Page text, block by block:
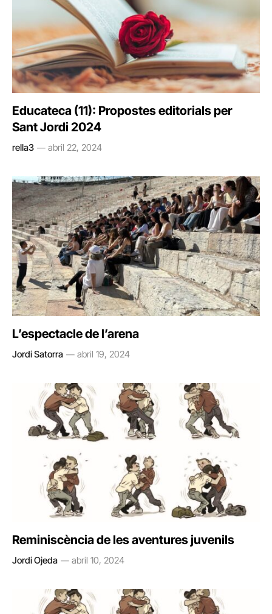
Educateca (11): Propostes editorials per
Sant Jordi 2024
rella3 abril 22, 2024
L’espectacle de l’arena
Jordi Satorra abril 19, 2024
Reminiscència de les aventures juvenils
Jordi Ojeda abril 10, 2024